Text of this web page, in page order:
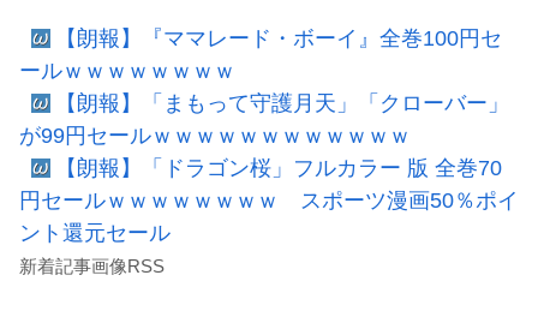
【朗報】『ママレード・ボーイ』全巻100円セ
ールｗｗｗｗｗｗｗｗ
【朗報】「まもって守護月天」「クローバー」
が99円セールｗｗｗｗｗｗｗｗｗｗｗｗ
【朗報】「ドラゴン桜」フルカラー 版 全巻70
円セールｗｗｗｗｗｗｗｗ スポーツ漫画50％ポイ
ント還元セール
新着記事画像RSS